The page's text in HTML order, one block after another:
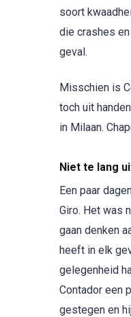
soort
die crashes
geval.
Misschien is
toch uit
in Milaan.
Niet te lang
Een paar
Giro. Het was
gaan denken
heeft in elk
gelegenheid
Contador een
gestegen en